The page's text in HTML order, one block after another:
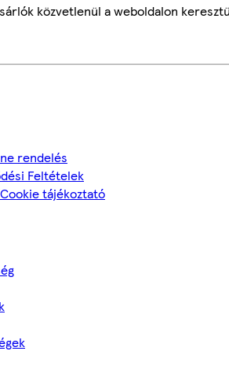
közvetlenül a weboldalon
rendelés
Feltételek
tájékoztató